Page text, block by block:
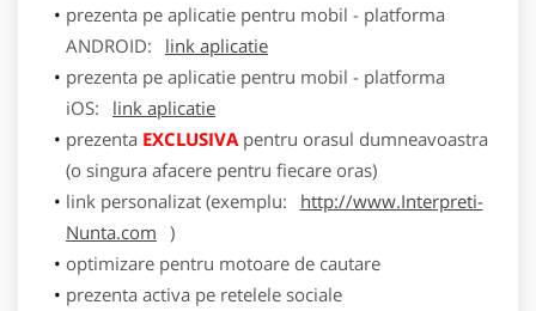
prezenta pe aplicatie pentru mobil - platforma
ANDROID:
link aplicatie
prezenta pe aplicatie pentru mobil - platforma
iOS:
link aplicatie
prezenta EXCLUSIVApentru orasul dumneavoastra
(o singura afacere pentru fiecare oras)
link personalizat (exemplu:
http://www.Interpreti-
Nunta.com )
optimizare pentru motoare de cautare
prezenta activa pe retelele sociale